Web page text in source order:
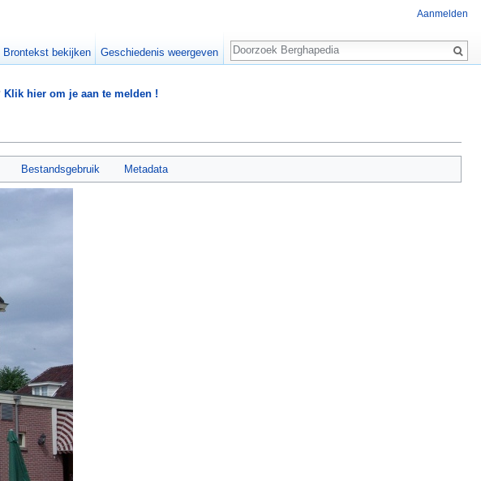
Klik hier om je aan te melden !
Bestandsgebruik Metadata
Aanmelden
Brontekst bekijken Geschiedenis weergeven
Zoeken